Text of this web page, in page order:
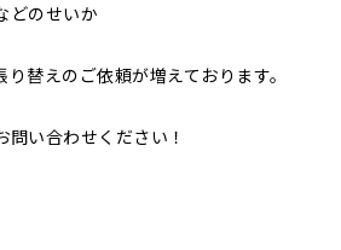
どのせいか
替えのご依頼が増えております。
い合わせください！